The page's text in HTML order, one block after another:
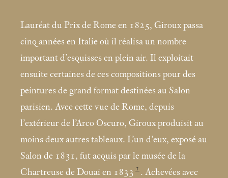
Lauréat du Prix de Rome en 1825, Giroux passa
cinq années en Italie où il réalisa un nombre
important d’esquisses en plein air. Il exploitait
ensuite certaines de ces compositions pour des
peintures de grand format destinées au Salon
parisien. Avec cette vue de Rome, depuis
l’extérieur de l’Arco Oscuro, Giroux produisit au
moins deux autres tableaux. L’un d’eux, exposé au
Salon de 1831, fut acquis par le musée de la
Chartreuse de Douai en 1833 1 . Achevées avec